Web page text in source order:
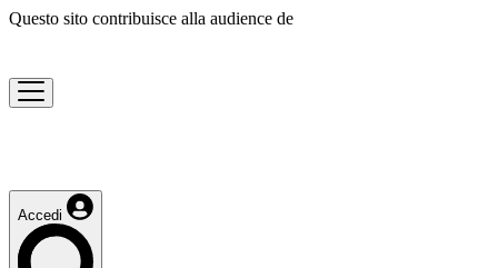
Questo sito contribuisce alla audience de
Accedi